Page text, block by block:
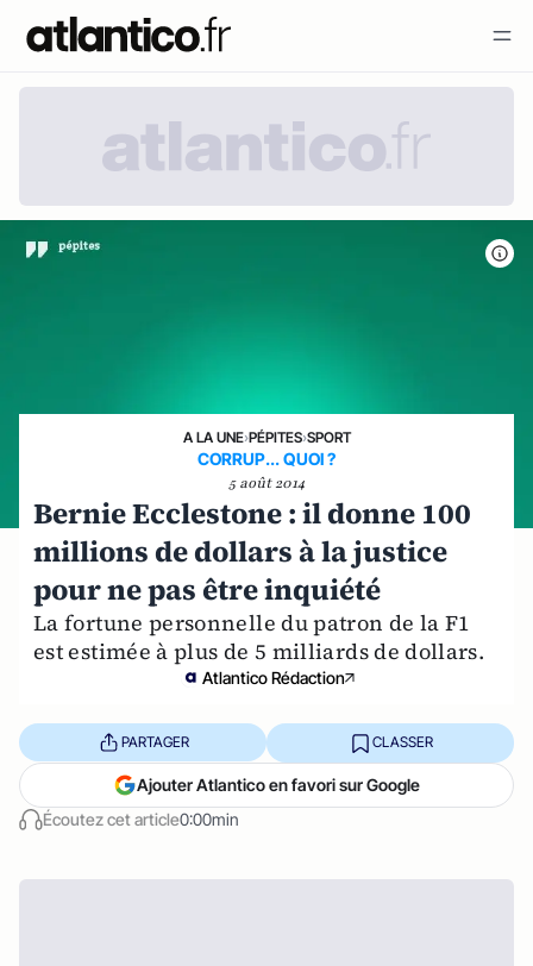
A LA UNE›PÉPITES›SPORT
CORRUP... QUOI ?
5 août 2014
Bernie Ecclestone : il donne 100
millions de dollars à la justice
pour ne pas être inquiété
La fortune personnelle du patron de la F1
est estimée à plus de 5 milliards de dollars.
Atlantico Rédaction
Écoutez cet article0:00min
PARTAGER CLASSER
Ajouter Atlantico en favori sur Google